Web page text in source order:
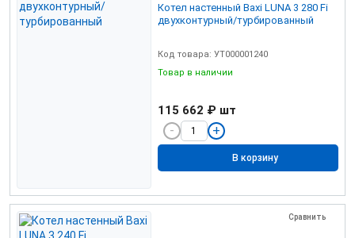
Котел настенный Baxi LUNA 3 280 Fi
двухконтурный/турбированный
Код товара: УТ000001240
Товар в наличии
115 662 ₽ шт
В корзину
Сравнить